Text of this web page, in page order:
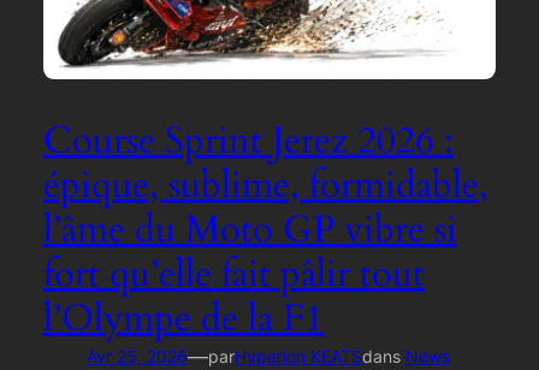
Course Sprint Jerez 2026 :
épique, sublime, formidable,
l’âme du Moto GP vibre si
fort qu’elle fait pâlir tout
l’Olympe de la F1
Avr 25, 2026—parHyperion KEATSdans News